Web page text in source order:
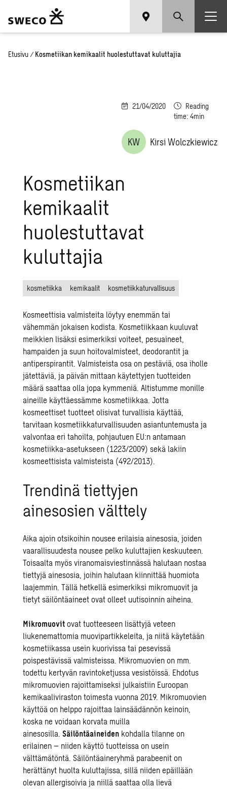
Etusivu / Kosmetiikan kemikaalit huolestuttavat kuluttajia
21/04/2020
Reading
time: 4min
KW Kirsi Wolczkiewicz
Kosmetiikan
kemikaalit
huolestuttavat
kuluttajia
kosmetiikka kemikaalit kosmetiikkaturvallisuus
Kosmeettisia valmisteita löytyy enemmän tai
vähemmän jokaisen kodista. Kosmetiikkaan kuuluvat
meikkien lisäksi esimerkiksi voiteet, pesuaineet,
hampaiden ja suun hoitovalmisteet, deodorantit ja
antiperspirantit. Valmisteista osa on pestäviä, osa iholle
jätettäviä, ja päivän mittaan käytettyjen tuotteiden
määrä saattaa olla jopa kymmeniä. Altistumme monille
aineille käyttäessämme kosmetiikkaa. Jotta
kosmeettiset tuotteet olisivat turvallisia käyttää,
tarvitaan kosmetiikkaturvallisuuden asiantuntemusta ja
valvontaa eri tahoilta, pohjautuen EU:n antamaan
kosmetiikka-asetukseen (1223/2009) sekä lakiin
kosmeettisista valmisteista (492/2013).
Trendinä tiettyjen
ainesosien välttely
Aika ajoin otsikoihin nousee erilaisia ainesosia, joiden
vaarallisuudesta nousee pelko kuluttajien keskuuteen.
Toisaalta myös viranomaisviestinnässä halutaan nostaa
tiettyjä ainesosia, joihin halutaan kiinnittää huomiota
laajemmin. Tällä hetkellä esimerkiksi mikromuovit ja
tietyt säilöntäaineet ovat olleet uutisoinnin aiheina.
Mikromuovitovat tuotteeseen lisättyjä veteen
liukenemattomia muovipartikkeleita, ja niitä käytetään
kosmetiikassa usein kuorivissa tai pesevissä
poispestävissä valmisteissa. Mikromuovien on mm.
todettu kertyvän ravintoketjussa vesistöissä. Ehdotus
mikromuovien rajoittamiseksi julkaistiin Euroopan
kemikaaliviraston toimesta vuonna 2019. Mikromuovien
käyttöä on helppo rajoittaa lainsäädännön keinoin,
koska ne voidaan korvata muilla
ainesosilla.Säilöntäaineiden kohdalla tilanne on
erilainen – niiden käyttö tuotteissa on usein
välttämätöntä. Säilöntäaineryhmä parabeenit on
herättänyt huolta kuluttajissa, sillä niiden epäillään
olevan allergisoivia ja niillä saattaa olla lievä